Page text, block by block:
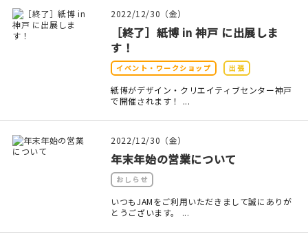
印刷見本
紙
2022/12/30（金）
［終了］紙博 in 神戸 に出展しま
す！
イベント・ワークショップ 出張
紙博がデザイン・クリエイティブセンター神戸
で開催されます！ ...
2022/12/30（金）
年末年始の営業について
おしらせ
いつもJAMをご利用いただきまして誠にありが
とうございます。 ...